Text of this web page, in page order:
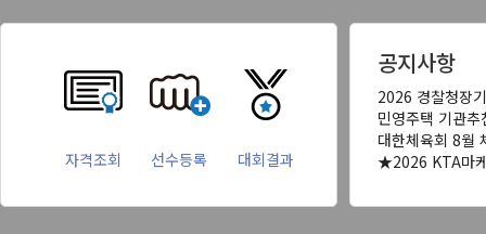
자격조회 선수등록 대회결과
공지사항
2026 경찰청장
민영주택 기관
대한체육회 8월
★2026 KTA마